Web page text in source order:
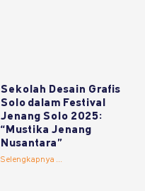
Sekolah Desain Grafis
Solo dalam Festival
Jenang Solo 2025:
“Mustika Jenang
Nusantara”
Selengkapnya ...